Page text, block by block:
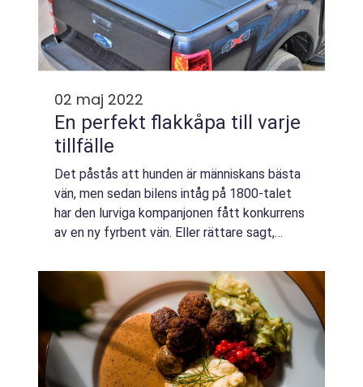
02 maj 2022
En perfekt flakkåpa till varje
tillfälle
Det påstås att hunden är människans bästa
vän, men sedan bilens intåg på 1800-talet
har den lurviga kompanjonen fått konkurrens
av en ny fyrbent vän. Eller rättare sagt,
sig för att motorisera Amerika har den ...